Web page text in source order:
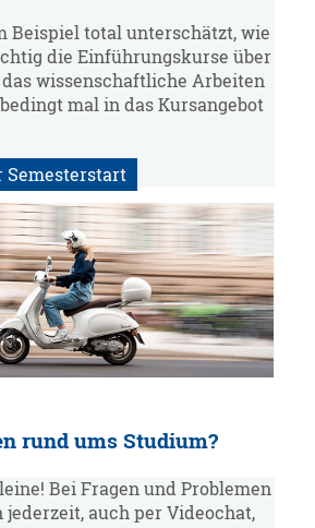
Beispiel total unterschätzt, wie
die Einführungskurse über
wissenschaftliche Arbeiten
mal in das Kursangebot
Semesterstart
rund ums Studium?
Bei Fragen und Problemen
auch per Videochat,